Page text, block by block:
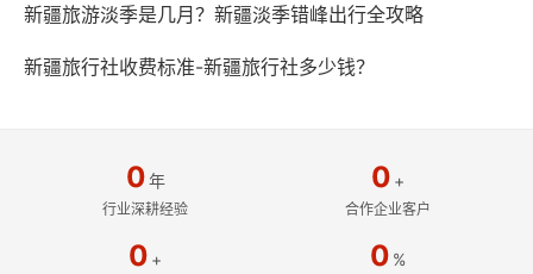
新疆旅游淡季是几月？新疆淡季错峰出行全攻略
新疆旅行社收费标准-新疆旅行社多少钱？
0年
行业深耕经验
0 +
合作企业客户
0 + 0 %